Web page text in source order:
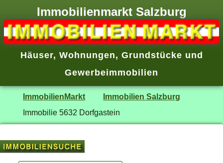
Immobilienmarkt Salzburg
Häuser, Wohnungen, Grundstücke und
Gewerbeimmobilien
ImmobilienMarkt
Immobilien Salzburg
Immobilie 5632 Dorfgastein